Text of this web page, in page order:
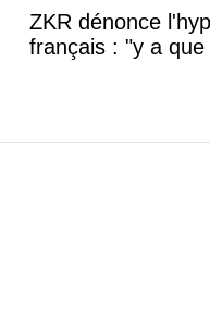
ZKR dénonce
français : "y a